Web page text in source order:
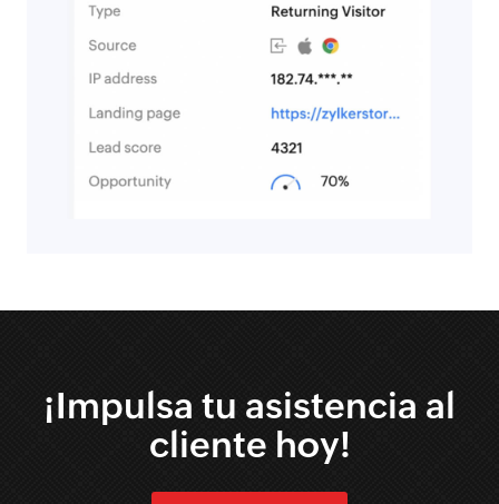
¡Impulsa tu asistencia al
cliente hoy!